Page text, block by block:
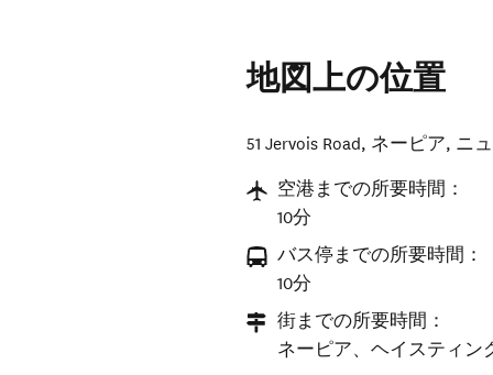
地図上の位置
51 Jervois Road, ネーピア, ニ
空港までの所要時間：
10分
バス停までの所要時間：
10分
街までの所要時間：
ネーピア、ヘイスティン